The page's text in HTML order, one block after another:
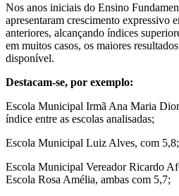
Nos anos iniciais do Ensino
apresentaram crescimento expressivo
anteriores, alcançando índices
em muitos casos, os maiores
disponível.
Destacam-se, por exemplo:
Escola Municipal Irmã Ana Maria
índice entre as escolas analisadas;
Escola Municipal Luiz Alves, com 5,8;
Escola Municipal Vereador Ricardo
Escola Rosa Amélia, ambas com 5,7;